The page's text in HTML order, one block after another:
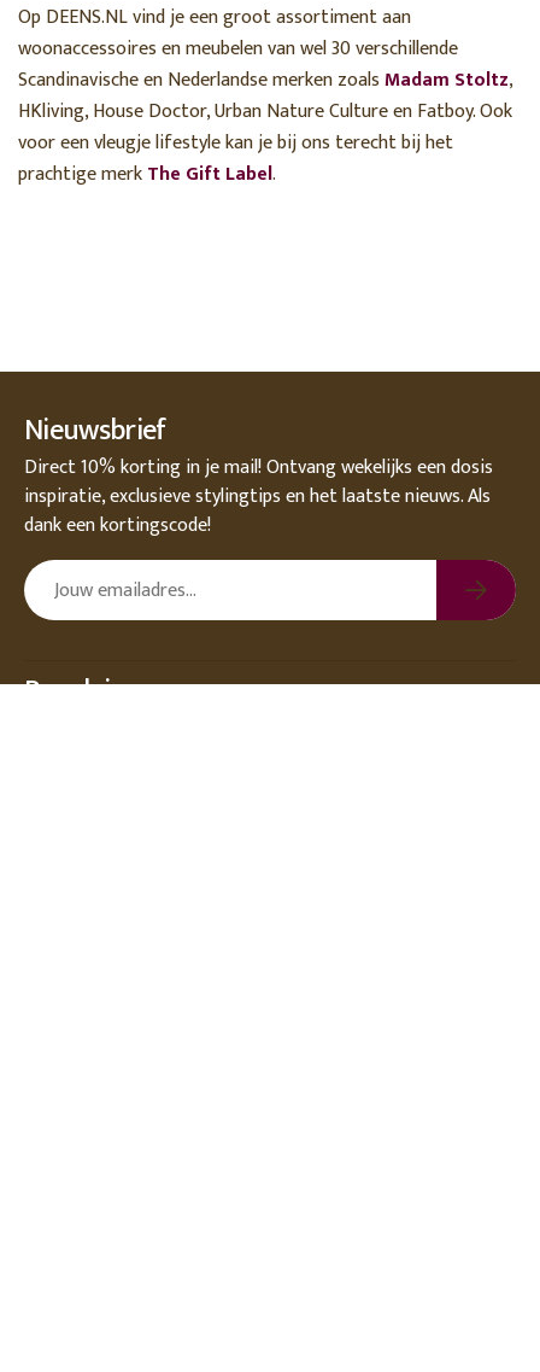
Op DEENS.NL vind je een groot assortiment aan
woonaccessoires en meubelen van wel 30 verschillende
Scandinavische en Nederlandse merken zoalsMadam Stoltz,
HKliving, House Doctor, Urban Nature Culture en Fatboy. Ook
voor een vleugje lifestyle kan je bij ons terecht bij het
prachtige merkThe Gift Label.
Nieuwsbrief
Direct 10% korting in je mail! Ontvang wekelijks een dosis
inspiratie, exclusieve stylingtips en het laatste nieuws. Als
dank een kortingscode!
Populair